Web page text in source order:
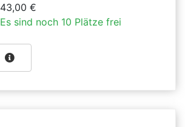
43,00 €
Es sind noch 10 Plätze frei